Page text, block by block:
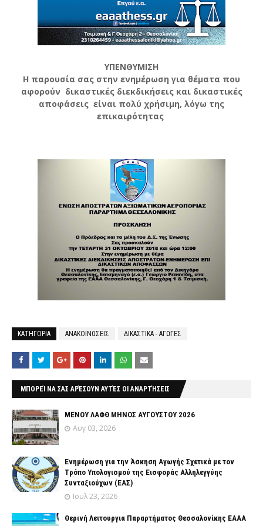
ΥΠΕΝΘΥΜΙΣΗ
Η παρουσία σας στην ενημέρωση για θέματα που
αφορούν δικαστικές διεκδικήσεις και δικαστικές
αποφάσεις είναι πολύ χρήσιμη, λόγω της
επικαιρότητας
ΚΑΤΗΓΟΡΙΑ ΑΝΑΚΟΙΝΩΣΕΙΣ ΔΙΚΑΣΤΙΚΑ - ΑΓΩΓΕΣ
ΜΠΟΡΕΊ ΝΑ ΣΑΣ ΑΡΈΣΟΥΝ ΑΥΤΈΣ ΟΙ ΑΝΑΡΤΉΣΕΙΣ
ΜΕΝΟΥ ΛΑΦΘ ΜΗΝΟΣ ΑΥΓΟΥΣΤΟΥ 2026
Αυγ 03, 2026
Ενημέρωση για την Άσκηση Αγωγής Σχετικά με τον
Tρόπο Yπολογισμού της Εισφοράς Αλληλεγγύης
Συνταξιούχων (ΕΑΣ)
Ιουλ 23, 2026
Θερινή Λειτουργια Παραρτήματος Θεσσαλονίκης ΕΑΑΑ